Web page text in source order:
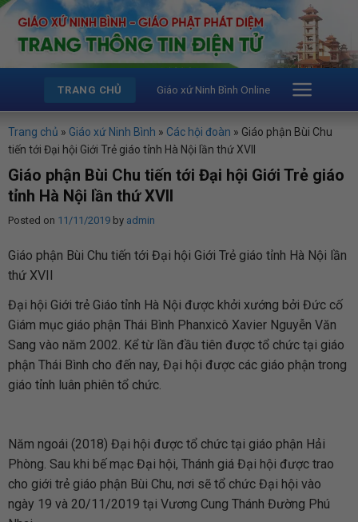
Skip
content
TRANG CHỦ Giáo xứ Ninh Bình Online
Trang chủ » Giáo xứ Ninh Bình » Các hội đoàn » Giáo phận Bùi Chu
tiến tới Đại hội Giới Trẻ giáo tỉnh Hà Nội lần thứ XVII
Giáo phận Bùi Chu tiến tới Đại hội Giới Trẻ giáo
tỉnh Hà Nội lần thứ XVII
Posted on 11/11/2019 by admin
Giáo phận Bùi Chu tiến tới Đại hội Giới Trẻ giáo tỉnh Hà Nội lần
thứ XVII
Đại hội Giới trẻ Giáo tỉnh Hà Nội được khởi xướng bởi Đức cố
Giám mục giáo phận Thái Bình Phanxicô Xavier Nguyễn Văn
Sang vào năm 2002. Kể từ lần đầu tiên được tổ chức tại giáo
phận Thái Bình cho đến nay, Đại hội được các giáo phận trong
giáo tỉnh luân phiên tổ chức.
Năm ngoái (2018) Đại hội được tổ chức tại giáo phận Hải
Phòng. Sau khi bế mạc Đại hội, Thánh giá Đại hội được trao
cho giới trẻ giáo phận Bùi Chu, nơi sẽ tổ chức Đại hội vào
ngày 19 và 20/11/2019 tại Vương Cung Thánh Đường Phú